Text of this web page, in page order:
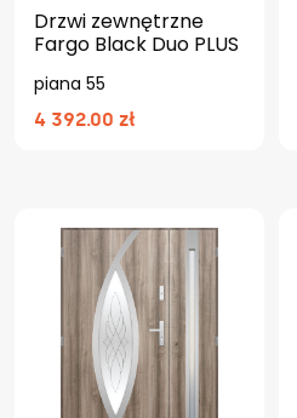
Drzwi zewnętrzne
Fargo Black Duo PLUS
piana 55
4 392.00 zł